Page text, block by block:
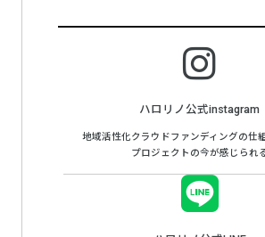
ハロリノ公式instagram
地域活性化クラウドファンディングの仕
プロジェクトの今が感じられ